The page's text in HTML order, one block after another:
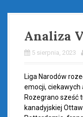
Analiza
5 sierpnia, 2023
Liga Narodów
emocji, ciekawych
Rozegrano sześć
kanadyjskiej